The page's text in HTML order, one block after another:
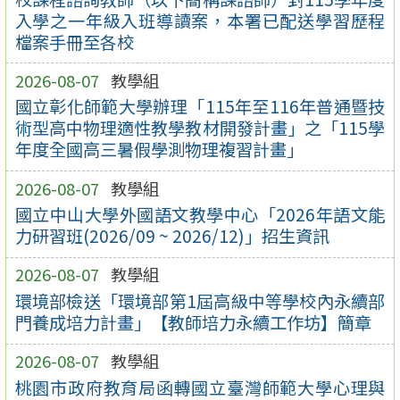
入學之一年級入班導讀案，本署已配送學習歷程
檔案手冊至各校
2026-08-07 教學組
國立彰化師範大學辦理「115年至116年普通暨技
術型高中物理適性教學教材開發計畫」之「115學
年度全國高三暑假學測物理複習計畫」
2026-08-07 教學組
國立中山大學外國語文教學中心「2026年語文能
力研習班(2026/09 ~ 2026/12)」招生資訊
2026-08-07 教學組
環境部檢送「環境部第1屆高級中等學校內永續部
門養成培力計畫」【教師培力永續工作坊】簡章
2026-08-07 教學組
桃園市政府教育局函轉國立臺灣師範大學心理與